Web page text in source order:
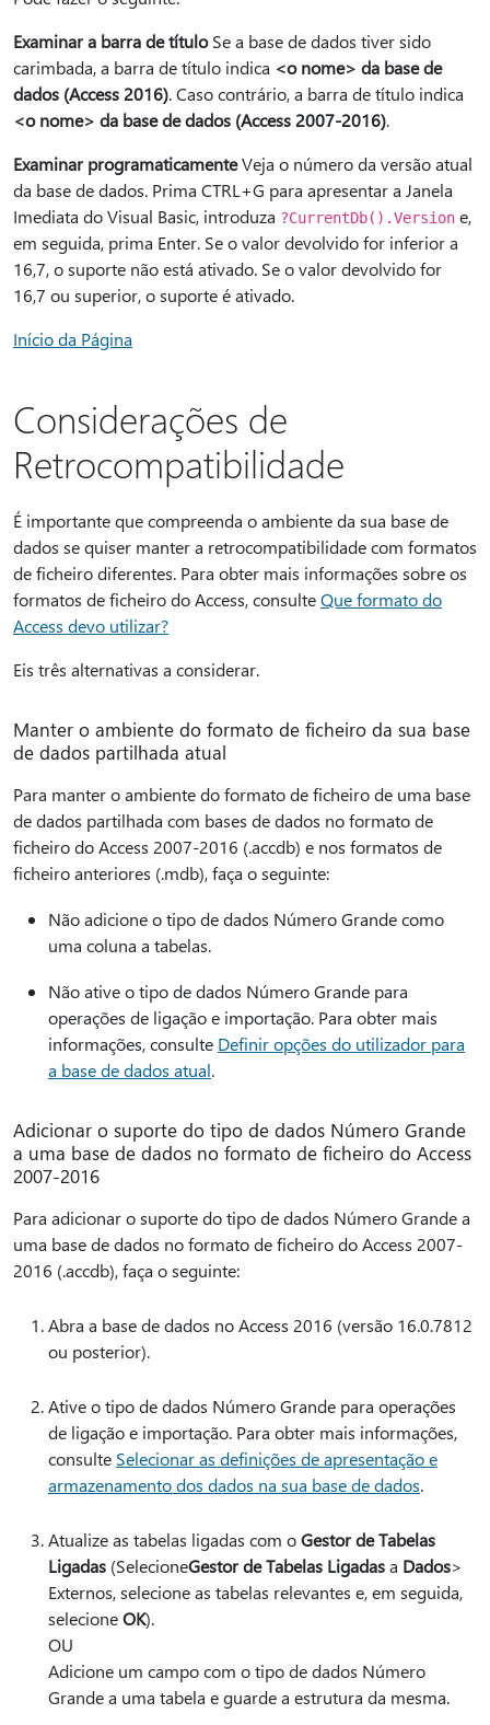
Examinar a barra de títuloSe a base de dados tiver sido
carimbada, a barra de título indica <o nome> da base de
dados (Access 2016). Caso contrário, a barra de título indica
<o nome> da base de dados (Access 2007-2016).
Examinar programaticamenteVeja o número da versão atual
da base de dados. Prima CTRL+G para apresentar a Janela
Imediata do Visual Basic, introduza ?CurrentDb().Version e,
em seguida, prima Enter. Se o valor devolvido for inferior a
16,7, o suporte não está ativado. Se o valor devolvido for
16,7 ou superior, o suporte é ativado.
Início da Página
Considerações de
Retrocompatibilidade
É importante que compreenda o ambiente da sua base de
dados se quiser manter a retrocompatibilidade com formatos
de ficheiro diferentes. Para obter mais informações sobre os
formatos de ficheiro do Access, consulteQue formato do
Access devo utilizar?
Eis três alternativas a considerar.
Manter o ambiente do formato de ficheiro da sua base
de dados partilhada atual
Para manter o ambiente do formato de ficheiro de uma base
de dados partilhada com bases de dados no formato de
ficheiro do Access 2007-2016 (.accdb) e nos formatos de
ficheiro anteriores (.mdb), faça o seguinte:
Não adicione o tipo de dados Número Grande como
uma coluna a tabelas.
Não ative o tipo de dados Número Grande para
operações de ligação e importação. Para obter mais
informações, consulte Definir opções do utilizador para
a base de dados atual.
Adicionar o suporte do tipo de dados Número Grande
a uma base de dados no formato de ficheiro do Access
2007-2016
Para adicionar o suporte do tipo de dados Número Grande a
uma base de dados no formato de ficheiro do Access 2007-
2016 (.accdb), faça o seguinte:
Abra a base de dados no Access 2016 (versão 16.0.7812
ou posterior).
Ative o tipo de dados Número Grande para operações
de ligação e importação. Para obter mais informações,
consulte Selecionar as definições de apresentação e
armazenamento dos dados na sua base de dados.
Atualize as tabelas ligadas com oGestor de Tabelas
Ligadas (SelecioneGestor de Tabelas Ligadasa Dados>
Externos, selecione as tabelas relevantes e, em seguida,
selecioneOK).
OU
Adicione um campo com o tipo de dados Número
Grande a uma tabela e guarde a estrutura da mesma.